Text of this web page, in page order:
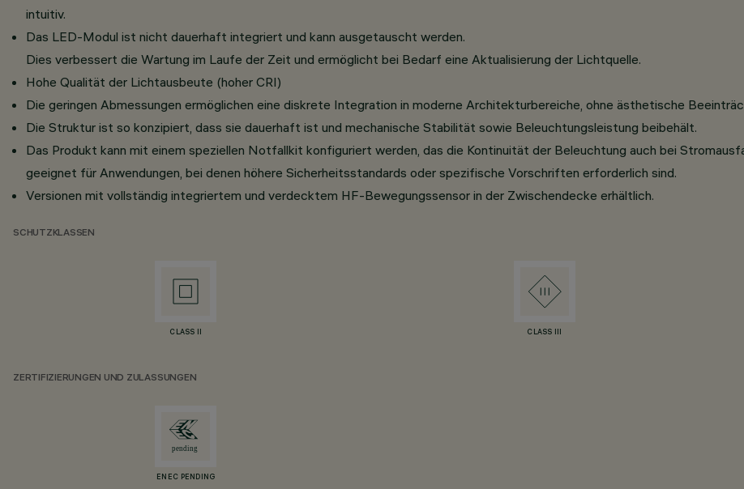
intuitiv.
Das LED-Modul ist nicht dauerhaft integriert und kann ausgetauscht werden.
Dies verbessert die Wartung im Laufe der Zeit und ermöglicht bei Bedarf eine Aktualisierung der Lichtquelle.
Hohe Qualität der Lichtausbeute (hoher CRI)
Die geringen Abmessungen ermöglichen eine diskrete Integration in moderne Architekturbereiche, ohne ästhetische
Die Struktur ist so konzipiert, dass sie dauerhaft ist und mechanische Stabilität sowie Beleuchtungsleistung beibehält.
Das Produkt kann mit einem speziellen Notfallkit konfiguriert werden, das die Kontinuität der Beleuchtung auch bei
geeignet für Anwendungen, bei denen höhere Sicherheitsstandards oder spezifische Vorschriften erforderlich sind.
Versionen mit vollständig integriertem und verdecktem HF-Bewegungssensor in der Zwischendecke erhältlich.
SCHUTZKLASSEN
CLASS II CLASS III
ZERTIFIZIERUNGEN UND ZULASSUNGEN
ENEC PENDING